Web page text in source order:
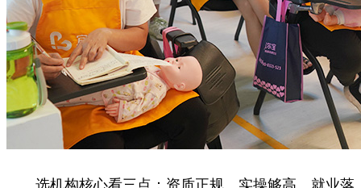
选机构核心看三点：资质正规、实操够高、就业落